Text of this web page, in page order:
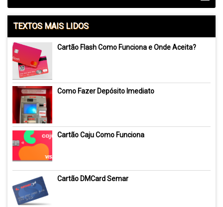
TEXTOS MAIS LIDOS
Cartão Flash Como Funciona e Onde Aceita?
Como Fazer Depósito Imediato
Cartão Caju Como Funciona
Cartão DMCard Semar